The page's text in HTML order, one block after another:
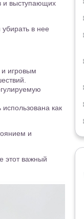
и выступающих
в нее
и игровым
как
и
этот важный